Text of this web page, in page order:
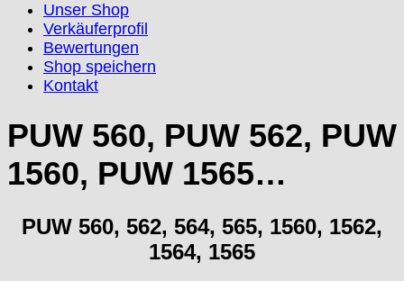
Ebosa
Emes
ESA - ETA
EUW
FE "France Ebauches"
FEF
FHF
GUB "Glashütter Uhrenbetrieb"
Unser Shop
Verkäuferprofil
Bewertungen
Shop speichern
Kontakt
PUW 560, PUW 562, PUW
1560, PUW 1565…
PUW 560, 562, 564, 565, 1560, 1562,
1564, 1565